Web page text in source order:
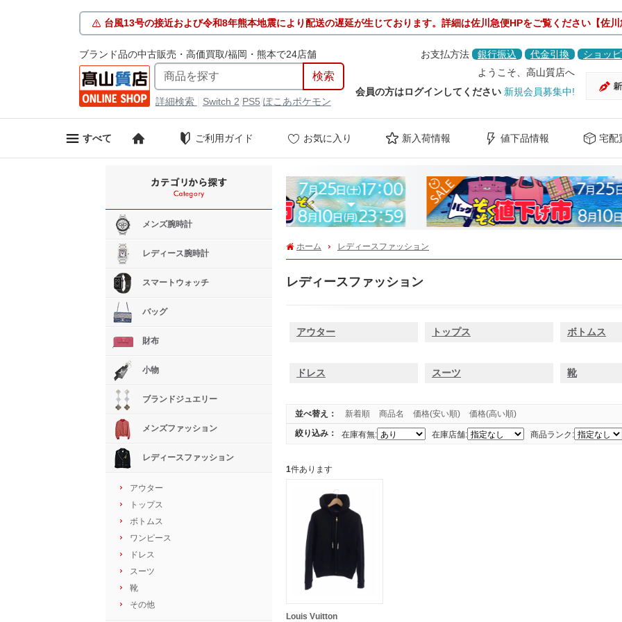
台風13号の接近および令和8年熊本地震により配送の遅延が生じております。詳細は佐川急便HPをご覧ください【佐川
ブランド品の中古販売・高価買取/福岡・熊本で24店舗 お支払方法 銀行振込 代金引換 ショッ
詳細検索 Switch 2 PS5 ぽこあポケモン
ようこそ、高山質店へ
会員の方はログインしてください 新規会員募集中!
すべて ご利用ガイド お気に入り 新入荷情報 値下品情報 宅配
Previous
ホーム レディースファッション
レディースファッション
アウター トップス ボトムス
ドレス スーツ 靴
並べ替え： 新着順 商品名 価格(安い順)
価格(高い順)
絞り込み：
在庫有無: 在庫店舗: 商品ランク:
1件あります
Louis Vuitton
メンズ腕時計
レディース腕時計
スマートウォッチ
バッグ
財布
小物
ブランドジュエリー
メンズファッション
レディースファッション
アウター
トップス
ボトムス
ワンピース
ドレス
スーツ
靴
その他